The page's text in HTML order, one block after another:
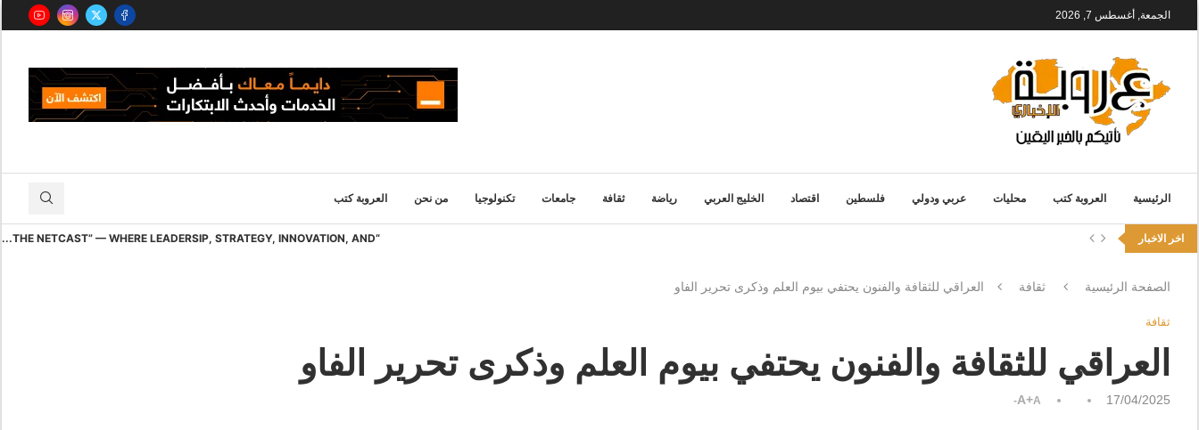
الجمعة, أغسطس 7, 2026
الرئيسية العروبة كتب محليات عربي ودولي فلسطين اقتصاد الخليج العربي رياضة ثقافة جامعات تكنولوجيا من نحن العروبة كتب
اخر الاخبار “THE NETCAST” — WHERE LEADERSIP, STRATEGY, INNOVATION, AND...
الصفحة الرئيسية ثقافة العراقي للثقافة والفنون يحتفي بيوم العلم وذكرى تحرير الفاو
ثقافة
العراقي للثقافة والفنون يحتفي بيوم العلم وذكرى تحرير الفاو
17/04/2025
A+A-